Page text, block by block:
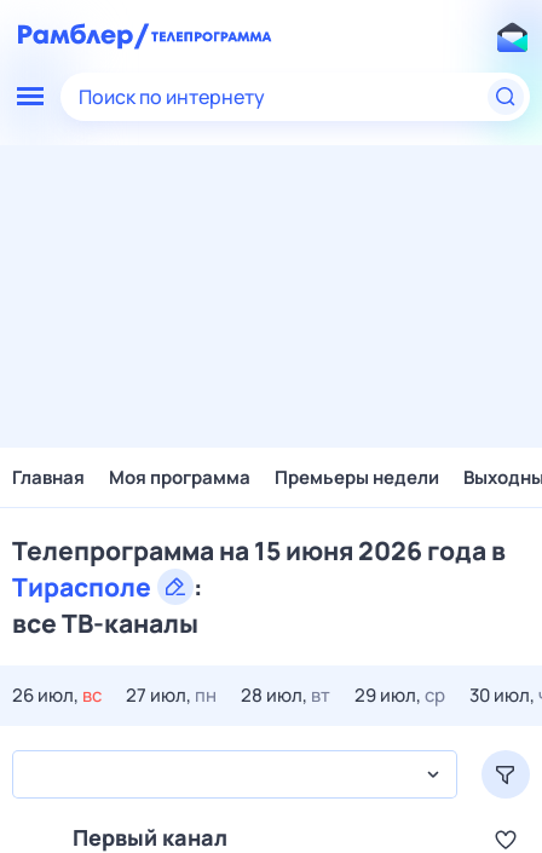
Поиск по интернету
Главная Моя программа Премьеры недели
Телепрограмма на 15 июня 2026 года в
Тирасполе
:
все ТВ-каналы
26 июл, вс 27 июл, пн 28 июл, вт 29 июл,ср 30 июл,
Первый канал